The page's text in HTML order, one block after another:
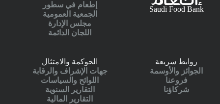
Saudi Food Bank
إطعام في سطور
الجمعية العمومية
مجلس الإدارة
اللجان الدائمة
روابط سريعة
الجوائز والأوسمة
فروعنا
شركاؤنا
الحوكمة والامتثال
جهات الإشراف والرقابة
اللوائح والسياسات
التقارير السنوية
التقارير المالية